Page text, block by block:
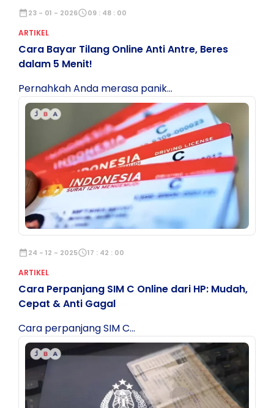
date_range23 - 01 - 2026schedule09 : 48 : 00
ARTIKEL
Cara Bayar Tilang Online Anti Antre, Beres
dalam 5 Menit!
Pernahkah Anda merasa panik...
date_range24 - 12 - 2025schedule17 : 42 : 00
ARTIKEL
Cara Perpanjang SIM C Online dari HP: Mudah,
Cepat & Anti Gagal
Cara perpanjang SIM C...